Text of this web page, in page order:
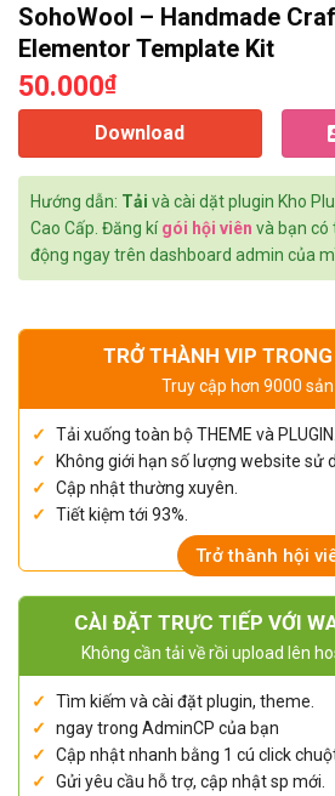
SohoWool – Handmade
Elementor Template Kit
50.000₫
Download
Hướng dẫn: Tải và cài dặt plugin Kho
Cao Cấp. Đăng kígói hội viên và bạn có
động ngay trên dashboard admin của
TRỞ THÀNH VIP
Truy cập hơn 9000
Tải xuống toàn bộ THEME và PLUGIN.
Không giới hạn số lượng website sử
Cập nhật thường xuyên.
Tiết kiệm tới 93%.
Trở thành hội
CÀI ĐẶT TRỰC TIẾP VỚI
Không cần tải về rồi upload lên
Tìm kiếm và cài đặt plugin, theme.
ngay trong AdminCP của bạn
Cập nhật nhanh bằng 1 cú click
Gửi yêu cầu hỗ trợ, cập nhật sp mới.